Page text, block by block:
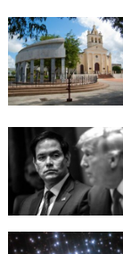
entradas